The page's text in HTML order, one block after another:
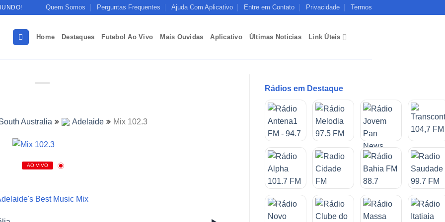
Quem Somos Perguntas Frequentes Ajuda Com Aplicativo Entre em Contato Privacidade Termos
Home Destaques Futebol Ao Vivo Mais Ouvidas Aplicativo Últimas Notícias Link Úteis
Australia Adelaide Mix 102.3
AO VIVO
Best Music Mix
Rádios em Destaque